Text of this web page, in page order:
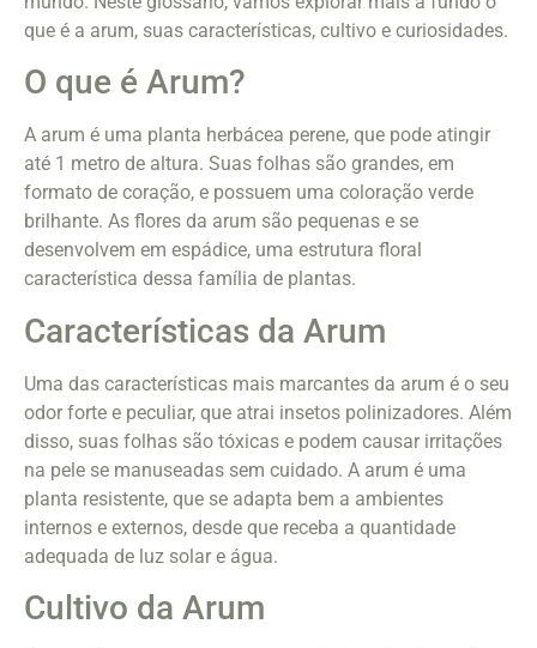
que é a arum, suas características, cultivo e curiosidades.
O que é Arum?
A arum é uma planta herbácea perene, que pode atingir
até 1 metro de altura. Suas folhas são grandes, em
formato de coração, e possuem uma coloração verde
brilhante. As flores da arum são pequenas e se
desenvolvem em espádice, uma estrutura floral
característica dessa família de plantas.
Características da Arum
Uma das características mais marcantes da arum é o seu
odor forte e peculiar, que atrai insetos polinizadores. Além
disso, suas folhas são tóxicas e podem causar irritações
na pele se manuseadas sem cuidado. A arum é uma
planta resistente, que se adapta bem a ambientes
internos e externos, desde que receba a quantidade
adequada de luz solar e água.
Cultivo da Arum